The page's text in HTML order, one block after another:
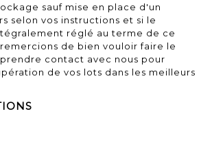
sauf mise en place d'un
selon vos instructions et si le
réglé au terme de ce
de bien vouloir faire le
contact avec nous pour
de vos lots dans les meilleurs